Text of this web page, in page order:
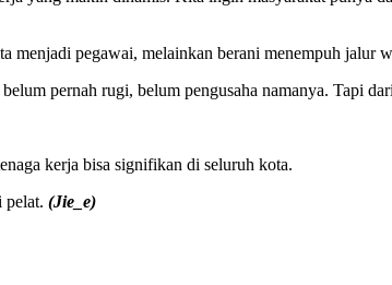
menjadi pegawai, melainkan berani menempuh jalur
pernah rugi, belum pengusaha namanya. Tapi
kerja bisa signifikan di seluruh kota.
pelat. (Jie_e)